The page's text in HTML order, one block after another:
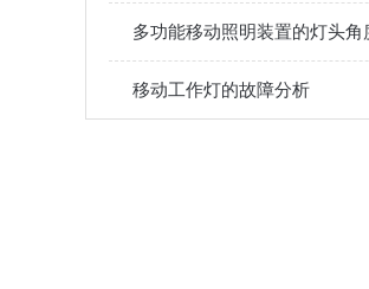
移动工作灯的故障分析